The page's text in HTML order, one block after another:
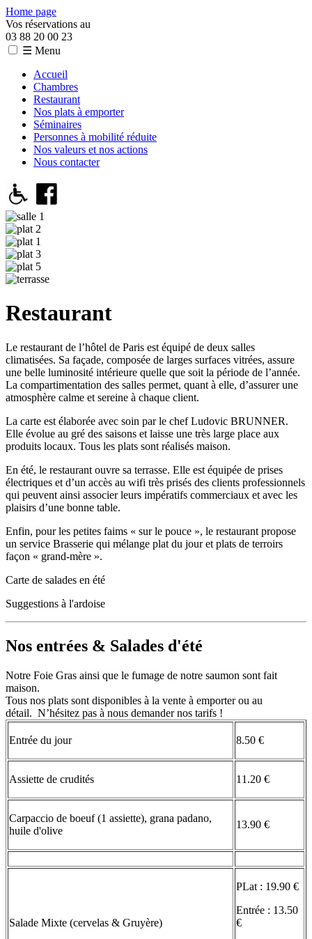
Home page
Vos réservations au
03 88 20 00 23
☰ Menu
Accueil
Chambres
Restaurant
Nos plats à emporter
Séminaires
Personnes à mobilité réduite
Nos valeurs et nos actions
Nous contacter
Restaurant
Le restaurant de l’hôtel de Paris est équipé de deux salles
climatisées. Sa façade, composée de larges surfaces vitrées, assure
une belle luminosité intérieure quelle que soit la période de l’année.
La compartimentation des salles permet, quant à elle, d’assurer une
atmosphère calme et sereine à chaque client.
La carte est élaborée avec soin par le chef Ludovic BRUNNER.
Elle évolue au gré des saisons et laisse une très large place aux
produits locaux. Tous les plats sont réalisés maison.
En été, le restaurant ouvre sa terrasse. Elle est équipée de prises
électriques et d’un accès au wifi très prisés des clients professionnels
qui peuvent ainsi associer leurs impératifs commerciaux et avec les
plaisirs d’une bonne table.
Enfin, pour les petites faims « sur le pouce », le restaurant propose
un service Brasserie qui mélange plat du jour et plats de terroirs
façon « grand-mère ».
Carte de salades en été
Suggestions à l'ardoise
Nos entrées & Salades d'été
Notre Foie Gras ainsi que le fumage de notre saumon sont fait
maison.
Tous nos plats sont disponibles à la vente à emporter ou au
détail. N’hésitez pas à nous demander nos tarifs !
Entrée du jour 8.50 €
Assiette de crudités 11.20 €
Carpaccio de boeuf (1 assiette), grana padano,
huile d'olive
13.90 €
Salade Mixte (cervelas & Gruyère)
PLat : 19.90 €
Entrée : 13.50
€